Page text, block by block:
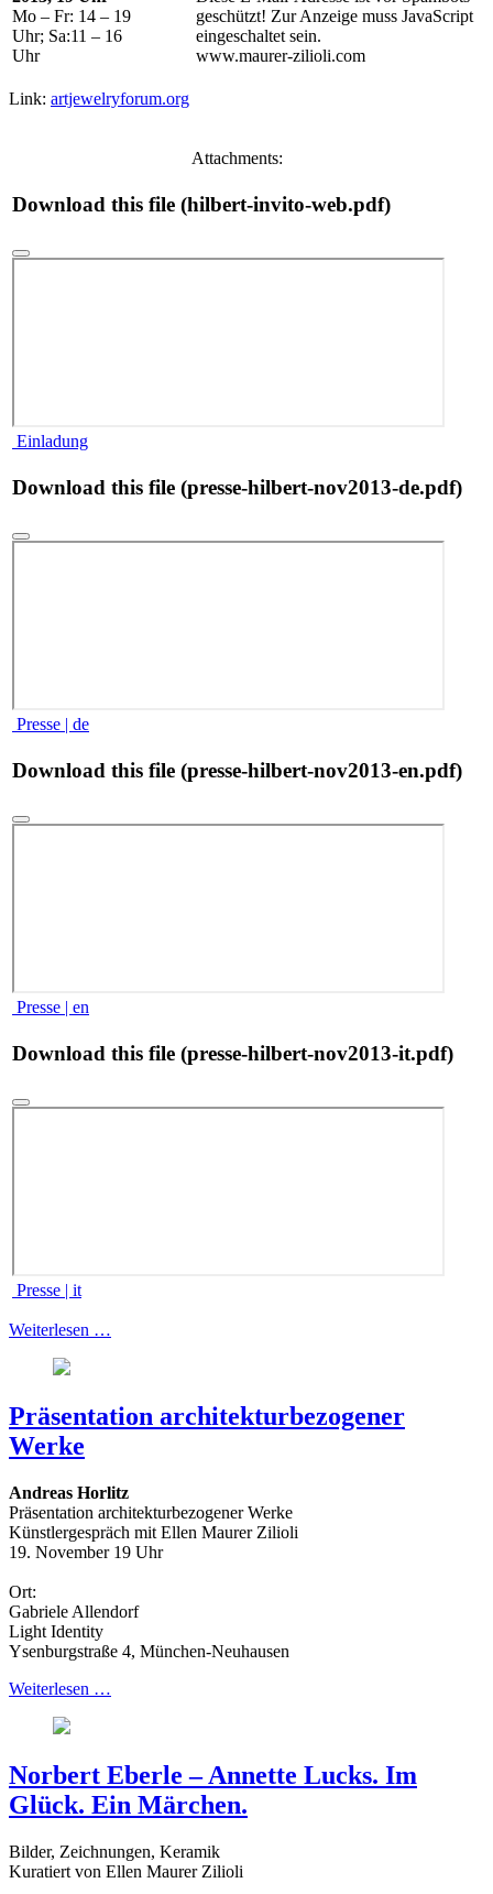
Mo – Fr: 14 – 19
Uhr; Sa:11 – 16
Uhr
geschützt! Zur Anzeige muss JavaScript
eingeschaltet sein.
www.maurer-zilioli.com
Link: artjewelryforum.org
Attachments:
Download this file (hilbert-invito-web.pdf)
Einladung
Download this file (presse-hilbert-nov2013-de.pdf)
Presse | de
Download this file (presse-hilbert-nov2013-en.pdf)
Presse | en
Download this file (presse-hilbert-nov2013-it.pdf)
Presse | it
Weiterlesen …
Präsentation architekturbezogener
Werke
Andreas Horlitz
Präsentation architekturbezogener Werke
Künstlergespräch mit Ellen Maurer Zilioli
19. November 19 Uhr
Ort:
Gabriele Allendorf
Light Identity
Ysenburgstraße 4, München-Neuhausen
Weiterlesen …
Norbert Eberle – Annette Lucks. Im
Glück. Ein Märchen.
Bilder, Zeichnungen, Keramik
Kuratiert von Ellen Maurer Zilioli